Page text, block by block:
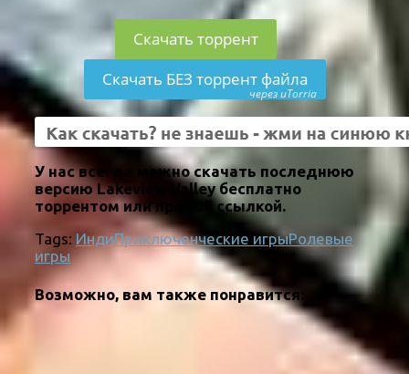
Скачать торрент
Скачать БЕЗ торрент файла
через uTorria
У нас всегда можно скачать последнюю
версию Lakeview Valley бесплатно
торрентом или прямой ссылкой.
Tags: ИндиПриключенческие игрыРолевые
игры
Возможно, вам также понравится: